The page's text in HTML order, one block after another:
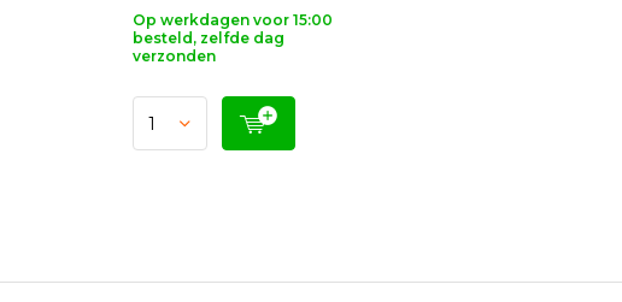
Op werkdagen voor 15:00
besteld, zelfde dag
verzonden